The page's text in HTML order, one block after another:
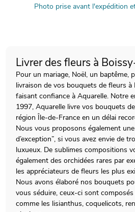
Photo prise avant l'expédition
Livrer des fleurs à
Pour un mariage, Noël, un baptême,
livraison de vos bouquets de fleurs
faisant confiance à Aquarelle. Notre
1997, Aquarelle livre vos bouquets
région Île-de-France en un délai
Nous vous proposons également
d’exception”, si vous avez envie de
luxueux. De sublimes compositions
également des orchidées rares par
les appréciateurs de fleurs les plus
Nous avons élaboré nos bouquets
vous séduire, ceux-ci sont composés
comme les lisianthus, coquelicots,